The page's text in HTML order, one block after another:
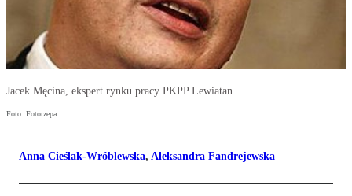
Jacek Męcina, ekspert rynku pracy PKPP Lewiatan
Foto: Fotorzepa
Anna Cieślak-Wróblewska, Aleksandra Fandrejewska